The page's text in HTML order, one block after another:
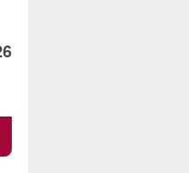
Larangan Mahasiswa